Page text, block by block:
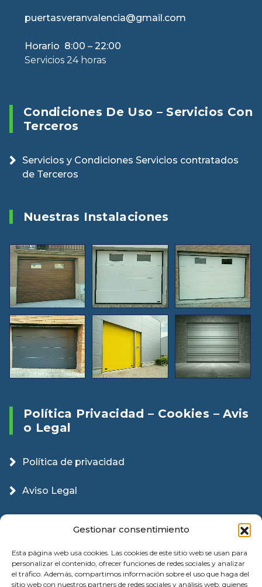
Gestionar consentimiento
Esta página web usa cookies. Las cookies de este sitio web se usan para
personalizar el contenido, ofrecer funciones de redes sociales y analizar
el tráfico. Además, compartimos información sobre el uso que haga del
sitio web con nuestros partners de redes sociales y análisis web, quienes
puertasveranvalencia@gmail.com
Horario 8:00 – 22:00
Servicios 24 horas
Condiciones De Uso – Servicios Con
Terceros
Servicios y Condiciones Servicios contratados
de Terceros
Nuestras Instalaciones
Política Privacidad – Cookies – Avis
O Legal
Política de privacidad
Aviso Legal